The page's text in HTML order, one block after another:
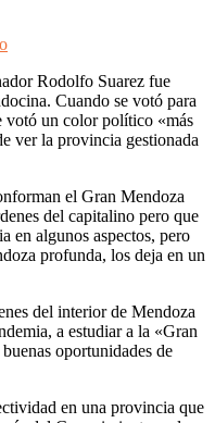
Rodolfo Suarez fue
Cuando se votó para
votó un color político «más
ver la provincia gestionada
el Gran Mendoza
del capitalino pero que
en algunos aspectos, pero
profunda, los deja en un
del interior de Mendoza
a estudiar a la «Gran
oportunidades de
en una provincia que